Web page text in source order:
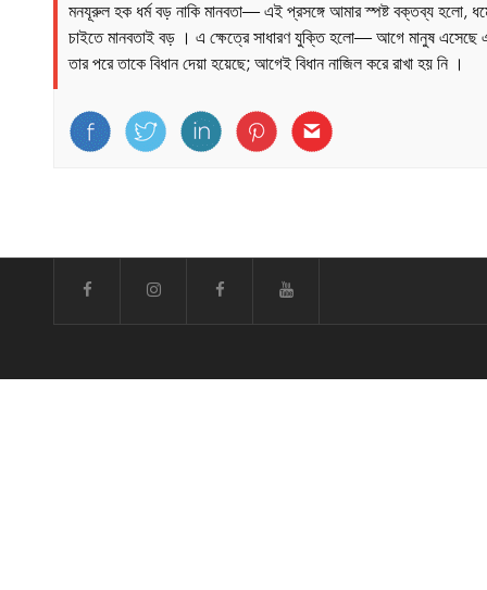
মনযূরুল হক ধর্ম বড় নাকি মানবতা— এই প্রসঙ্গে আমার স্পষ্ট বক্তব্য হলো,
চাইতে মানবতাই বড় । এ ক্ষেত্রে সাধারণ যুক্তি হলো— আগে মানুষ এসেছে
তার পরে তাকে বিধান দেয়া হয়েছে; আগেই বিধান নাজিল করে রাখা হয় নি ।